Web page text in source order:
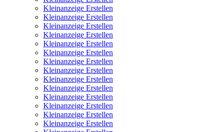
Kleinanzeige Erstellen
Kleinanzeige Erstellen
Kleinanzeige Erstellen
Kleinanzeige Erstellen
Kleinanzeige Erstellen
Kleinanzeige Erstellen
Kleinanzeige Erstellen
Kleinanzeige Erstellen
Kleinanzeige Erstellen
Kleinanzeige Erstellen
Kleinanzeige Erstellen
Kleinanzeige Erstellen
Kleinanzeige Erstellen
Kleinanzeige Erstellen